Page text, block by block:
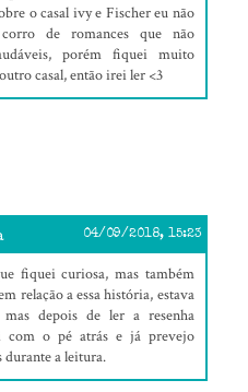
o casal ivy e Fischer eu não
de romances que não
porém fiquei muito
casal, então irei ler <3
04/09/2018, 15:23
fiquei curiosa, mas também
relação a essa história, estava
depois de ler a resenha
com o pé atrás e já prevejo
durante a leitura.